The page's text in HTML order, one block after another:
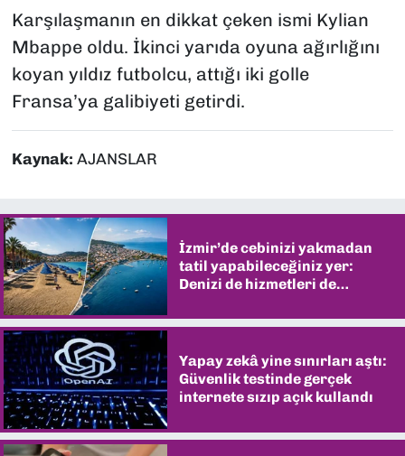
Karşılaşmanın en dikkat çeken ismi Kylian
Mbappe oldu. İkinci yarıda oyuna ağırlığını
koyan yıldız futbolcu, attığı iki golle
Fransa’ya galibiyeti getirdi.
Kaynak: AJANSLAR
İzmir’de cebinizi yakmadan
tatil yapabileceğiniz yer:
Denizi de hizmetleri de
Yapay zekâ yine sınırları aştı:
Güvenlik testinde gerçek
internete sızıp açık kullandı